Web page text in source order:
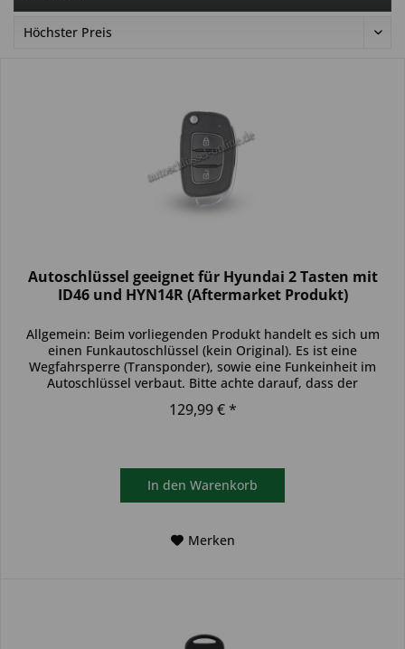
Autoschlüssel geeignet für Hyundai 2 Tasten mit
ID46 und HYN14R (Aftermarket Produkt)
Allgemein: Beim vorliegenden Produkt handelt es sich um
einen Funkautoschlüssel (kein Original). Es ist eine
Wegfahrsperre (Transponder), sowie eine Funkeinheit im
Autoschlüssel verbaut. Bitte achte darauf, dass der
129,99 € *
In den Warenkorb
Merken